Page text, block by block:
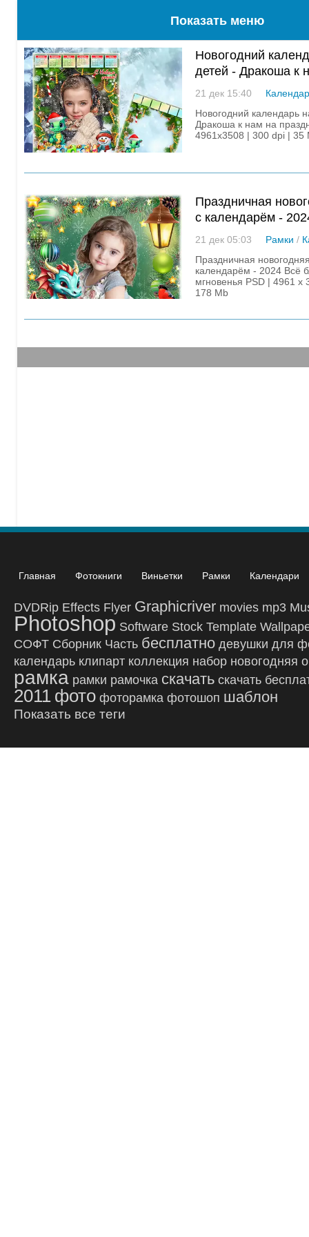
Показать меню
Новогодний
детей - Дракоша к
заглянул
21 дек 15:40
Новогодний календарь
Дракоша к нам на
4961x3508 | 300 dpi | 35
Праздничная
с календарём -
долгожданные
21 дек 05:03 Рамки /
Праздничная
календарём - 2024 Всё
мгновенья PSD | 4961 х
178 Mb
Главная Фотокниги Виньетки Рамки Календари
DVDRip Effects Flyer Graphicriver movies mp3
Photoshop Software Stock Template
СОФТ Сборник Часть бесплатно девушки для
календарь клипарт коллекция набор новогодняя
рамка рамки рамочка скачать скачать
2011 фото фоторамка фотошоп шаблон
Показать все теги